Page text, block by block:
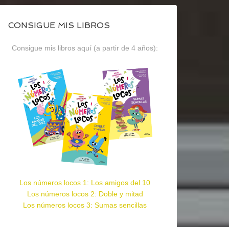
CONSIGUE MIS LIBROS
Consigue mis libros aquí (a partir de 4 años):
Los números locos 1: Los amigos del 10
Los números locos 2: Doble y mitad
Los números locos 3: Sumas sencillas